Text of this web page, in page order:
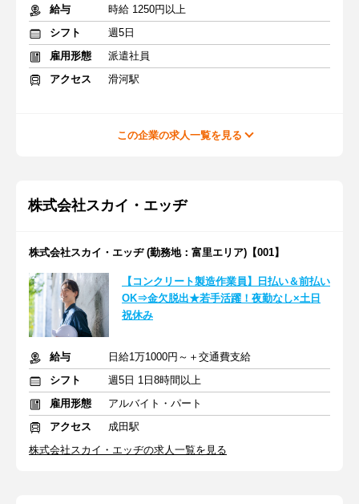
給与
時給 1250円以上
シフト
週5日
雇用形態
派遣社員
アクセス
滑河駅
この企業の求人一覧を見る
株式会社スカイ・エッヂ
株式会社スカイ・エッヂ (勤務地：富里エリア)【001】
【コンクリート製造作業員】日払い＆前払い
OK⇒金欠脱出★若手活躍！夜勤なし×土日
祝休み
給与
日給1万1000円～＋交通費支給
シフト
週5日 1日8時間以上
雇用形態
アルバイト・パート
アクセス
成田駅
株式会社スカイ・エッヂの求人一覧を見る